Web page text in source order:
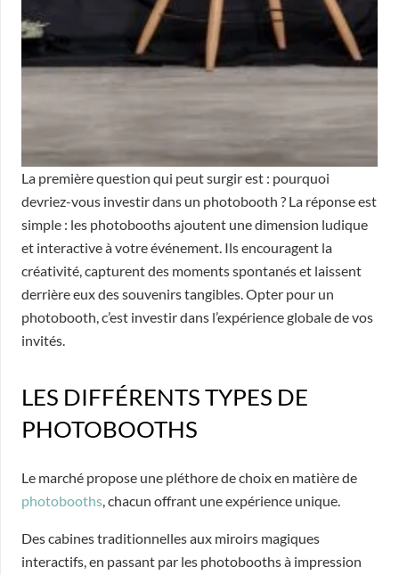
La première question qui peut surgir est : pourquoi
devriez-vous investir dans un photobooth ? La réponse est
simple : les photobooths ajoutent une dimension ludique
et interactive à votre événement. Ils encouragent la
créativité, capturent des moments spontanés et laissent
derrière eux des souvenirs tangibles. Opter pour un
photobooth, c’est investir dans l’expérience globale de vos
invités.
LES DIFFÉRENTS TYPES DE
PHOTOBOOTHS
Le marché propose une pléthore de choix en matière de
photobooths, chacun offrant une expérience unique.
Des cabines traditionnelles aux miroirs magiques
interactifs, en passant par les photobooths à impression